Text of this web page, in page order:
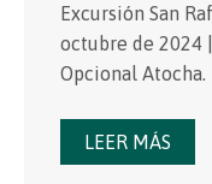
Excursión San
octubre de 2024
Opcional Atocha.
LEER MÁS